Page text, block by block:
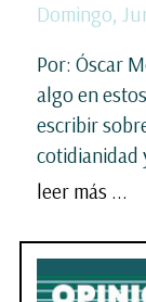
Domingo,
Por: Óscar
algo en
escribir
cotidianidad
leer más ...